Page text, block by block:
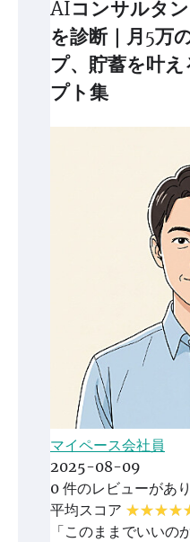
AIコンサルタ
を診断｜月5万
プ、貯蓄を叶
プト集
マイペース会社員
2025-08-09
0 件のレビューがあ
平均スコア
「このままでいいの